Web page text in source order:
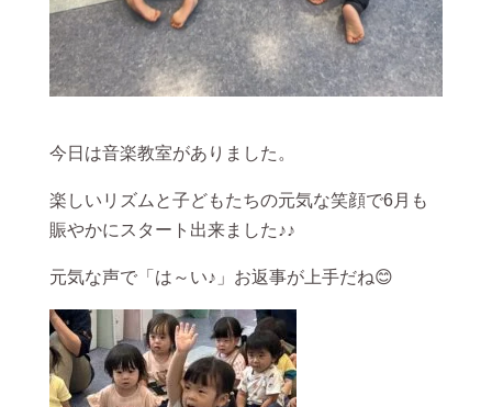
今日は音楽教室がありました。
楽しいリズムと子どもたちの元気な笑顔で6月も
賑やかにスタート出来ました♪♪
元気な声で「は～い♪」お返事が上手だね😊